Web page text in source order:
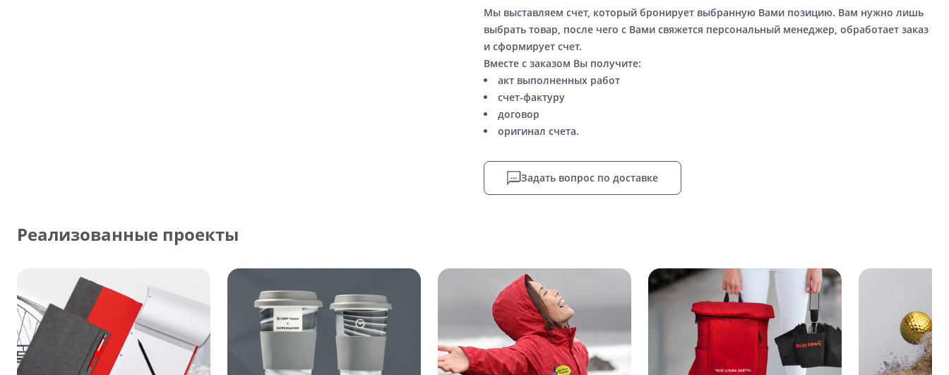
Мы выставляем счет, который бронирует выбранную Вами позицию. Вам нужно лишь
выбрать товар, после чего с Вами свяжется персональный менеджер, обработает заказ
и сформирует счет.
Вместе с заказом Вы получите:
акт выполненных работ
счет-фактуру
договор
оригинал счета.
Задать вопрос по доставке
Реализованные проекты